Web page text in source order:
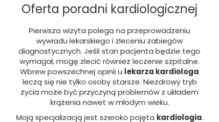
Oferta poradni kardiologicznej
Pierwsza wizyta polega na przeprowadzeniu
wywiadu lekarskiego i zleceniu zabiegów
diagnostycznych. Jeśli stan pacjenta będzie tego
wymagał, mogę zlecić również leczenie szpitalne.
Wbrew powszechnej opinii u
lekarza kardiologa
leczą się nie tylko osoby starsze. Niezdrowy tryb
życia może być przyczyną problemów z układem
krążenia nawet w młodym wieku.
Moją specjalizacją jest szeroko pojęta kardiologia.